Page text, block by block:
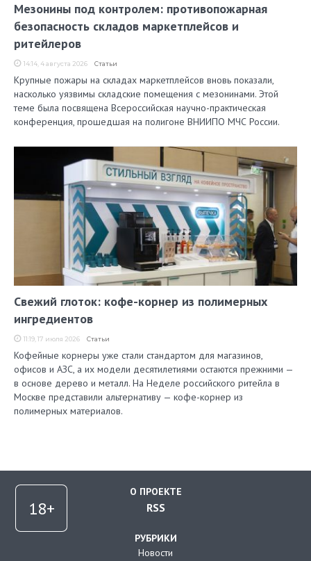
Мезонины под контролем: противопожарная
безопасность складов маркетплейсов и
ритейлеров
14:14, 4 августа 2026 Статьи
Крупные пожары на складах маркетплейсов вновь показали,
насколько уязвимы складские помещения с мезонинами. Этой
теме была посвящена Всероссийская научно-практическая
конференция, прошедшая на полигоне ВНИИПО МЧС России.
Свежий глоток: кофе-корнер из полимерных
ингредиентов
11:19, 17 июля 2026 Статьи
Кофейные корнеры уже стали стандартом для магазинов,
офисов и АЗС, а их модели десятилетиями остаются прежними —
в основе дерево и металл. На Неделе российского ритейла в
Москве представили альтернативу — кофе-корнер из
полимерных материалов.
О ПРОЕКТЕ
RSS
РУБРИКИ
Новости